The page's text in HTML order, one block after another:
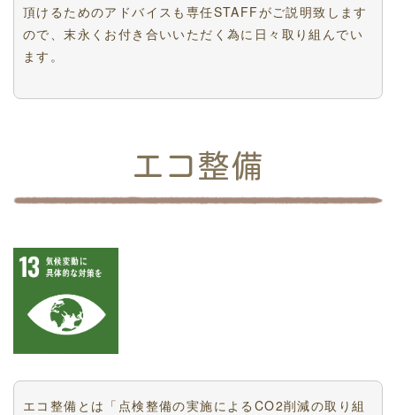
頂けるためのアドバイスも専任STAFFがご説明致します
ので、末永くお付き合いいただく為に日々取り組んでい
ます。
エコ整備
エコ整備とは「点検整備の実施によるCO2削減の取り組